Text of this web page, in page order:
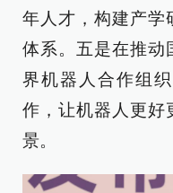
年人才，构建产学
体系。五是在推动
界机器人合作组
作，让机器人更好
景。